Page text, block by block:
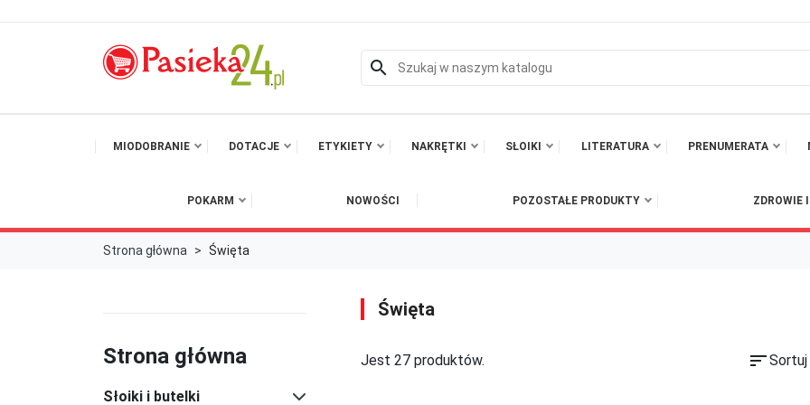
search
MIODOBRANIE DOTACJE ETYKIETY NAKRĘTKI SŁOIKI LITERATURA PRENUMERATA
POKARM NOWOŚCI POZOSTAŁE PRODUKTY ZDROWIE
Strona główna Święta
Strona główna
Słoiki i butelki
Święta
Jest 27 produktów. sortSortuj